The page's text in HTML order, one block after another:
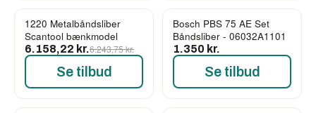
-1%
1220 Metalbåndsliber
Scantool bænkmodel
6.158,22 kr.6.243,75 kr.
Se tilbud
Bosch PBS 75 AE Set
Båndsliber - 06032A1101
1.350 kr.
Se tilbud